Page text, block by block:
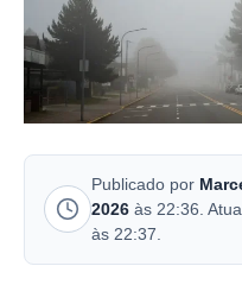
Publicado por
2026 às 22:36.
às 22:37.